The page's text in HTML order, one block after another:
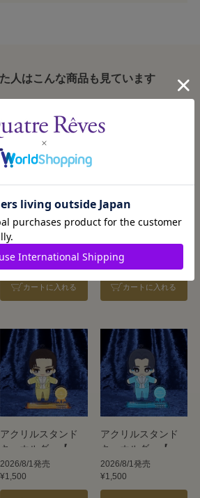
人はこんな商品も見ています
チケットファイル
【スターALL】
¥310
カートに入れる
アクリルスタンド
久輝せあ】
¥1,500
カートに入れる
アクリルスタンド
キーホルダー【鳳
月杏】
2026/8/1発売
¥1,500
アクリルスタンド
キーホルダー【暁
千星】
2026/8/1発売
¥1,500